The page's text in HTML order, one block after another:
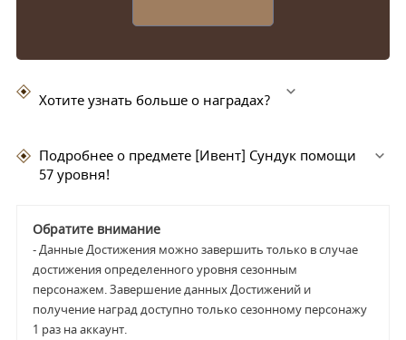
Хотите узнать больше о наградах?
Подробнее о предмете [Ивент] Сундук помощи
57 уровня!
Обратите внимание
-Данные Достижения можно завершить только в случае
достижения определенного уровня сезонным
персонажем. Завершение данных Достижений и
получение наград доступно только сезонному персонажу
1 раз на аккаунт.